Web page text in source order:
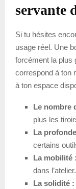
servante
Si tu hésites
usage réel. Une
forcément la plus
correspond à ton
à ton espace
Le nombre
plus les
La
certains
La mobilité :
dans l’atelier.
La solidité :